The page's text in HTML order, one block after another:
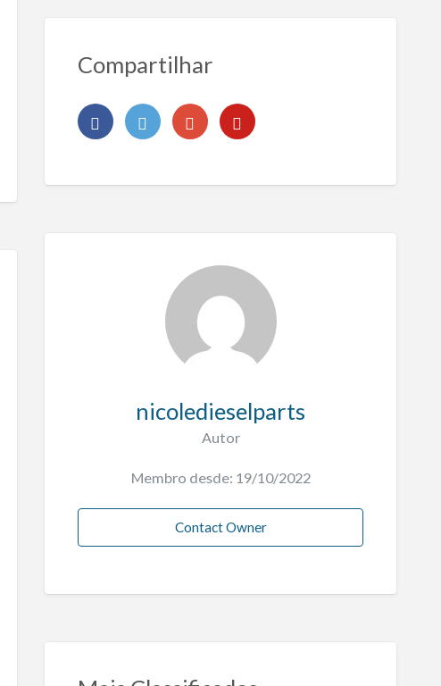
Compartilhar
nicoledieselparts
Autor
Membro desde: 19/10/2022
Contact Owner